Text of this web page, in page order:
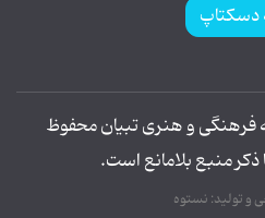
و هنری تبیان محفوظ
منبع بلامانع است.
و تولید: نستوه